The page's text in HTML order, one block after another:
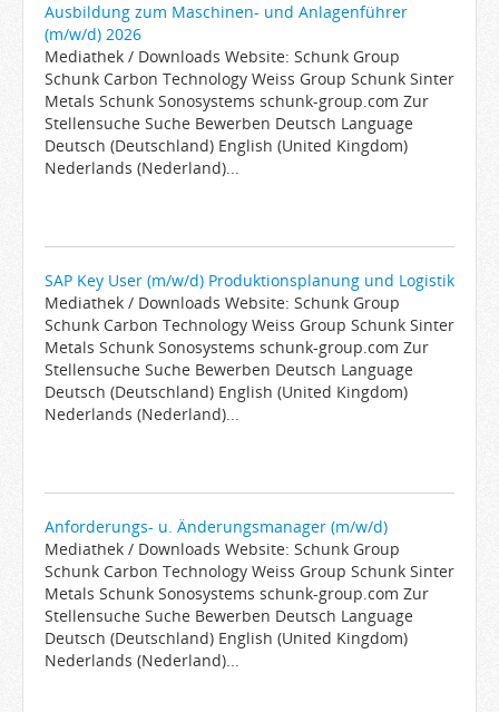
Ausbildung zum Maschinen- und Anlagenführer
(m/w/d) 2026
Mediathek / Downloads Website: Schunk Group
Schunk Carbon Technology Weiss Group Schunk Sinter
Metals Schunk Sonosystems schunk-group.com Zur
Stellensuche Suche Bewerben Deutsch Language
Deutsch (Deutschland) English (United Kingdom)
Nederlands (Nederland)...
SAP Key User (m/w/d) Produktionsplanung und Logistik
Mediathek / Downloads Website: Schunk Group
Schunk Carbon Technology Weiss Group Schunk Sinter
Metals Schunk Sonosystems schunk-group.com Zur
Stellensuche Suche Bewerben Deutsch Language
Deutsch (Deutschland) English (United Kingdom)
Nederlands (Nederland)...
Anforderungs- u. Änderungsmanager (m/w/d)
Mediathek / Downloads Website: Schunk Group
Schunk Carbon Technology Weiss Group Schunk Sinter
Metals Schunk Sonosystems schunk-group.com Zur
Stellensuche Suche Bewerben Deutsch Language
Deutsch (Deutschland) English (United Kingdom)
Nederlands (Nederland)...